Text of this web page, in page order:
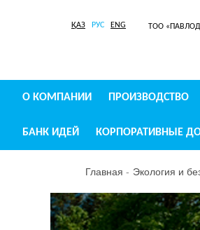
ҚАЗ РУС ENG ТОО
О КОМПАНИИ ПРОИЗВОДСТВО
БАНК ИДЕЙ КОРПОРАТИВНЫЕ
Главная Экология и